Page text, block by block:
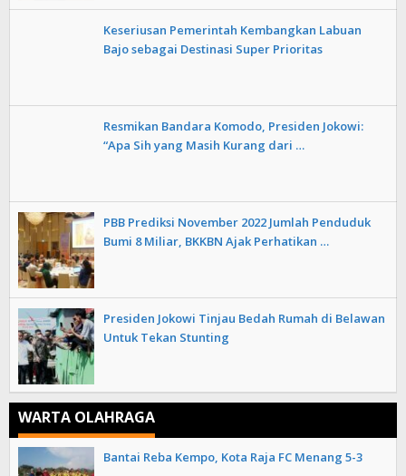
Keseriusan Pemerintah Kembangkan Labuan
Bajo sebagai Destinasi Super Prioritas
Resmikan Bandara Komodo, Presiden Jokowi:
“Apa Sih yang Masih Kurang dari …
PBB Prediksi November 2022 Jumlah Penduduk
Bumi 8 Miliar, BKKBN Ajak Perhatikan …
Presiden Jokowi Tinjau Bedah Rumah di Belawan
Untuk Tekan Stunting
WARTA OLAHRAGA
Bantai Reba Kempo, Kota Raja FC Menang 5-3